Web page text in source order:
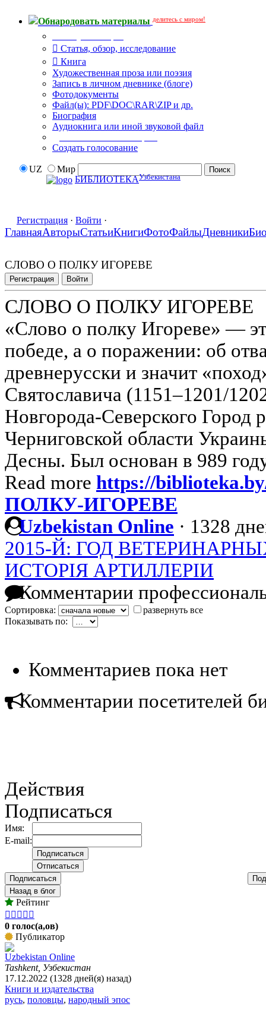
Обнародовать материалы делитесь с миром!
Статья, обзор, исследование
Книга
Художественная проза или поэзия
Запись в личном дневнике (блоге)
Фотодокументы
Файл(ы): PDF\DOC\RAR\ZIP и др.
Биография
Аудиокнига или иной звуковой файл
Создать голосование
UZ
Мир
БИБЛИОТЕКАУзбекистана
Регистрация · Войти ·
ГлавнаяАвторыСтатьиКнигиФотоФайлыДневники
СЛОВО О ПОЛКУ ИГОРЕВЕ
Регистрация Войти
СЛОВО О ПОЛКУ ИГОРЕВЕ
«Слово о полку Игореве» —
победе, а о поражении: об
древнерусски и значит
Святославича (1151–1201/
Новгорода-Северского Город
Черниговской области
Десны. Был основан в 989
Read more https://
ПОЛКУ-ИГОРЕВЕ
Uzbekistan Online · 1328
2015-Й: ГОД
ИСТОРIЯ АРТИЛЛЕРIИ
Комментарии
Сортировка:
развернуть все
Показывать по:
Комментариев пока нет
Комментарии посетителей
Действия
Подписаться
Имя:
E-mail:
Подписаться
Назад в блог
Рейтинг
    
0 голос(а,ов)
Публикатор
Uzbekistan Online
Tashkent, Узбекистан
17.12.2022 (1328 дней(я) назад)
Книги и издательства
русь, половцы, народный эпос